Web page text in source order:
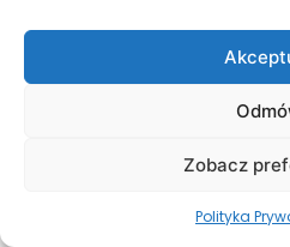
Zobacz
Polityka
kwiecień 2025